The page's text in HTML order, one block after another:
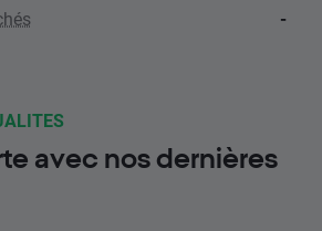
-
avec nos dernières